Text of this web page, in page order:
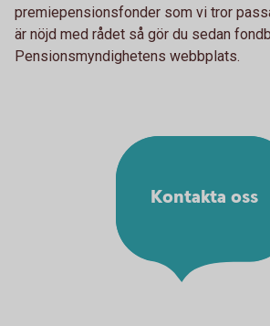
premiepensionsfonder som vi tror
är nöjd med rådet så gör du sedan
Pensionsmyndighetens webbplats.
Kontakta oss